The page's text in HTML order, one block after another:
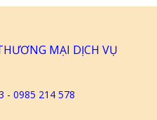
MẠI DỊCH VỤ
- 0985 214 578